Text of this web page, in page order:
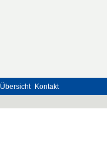
Übersicht Kontakt